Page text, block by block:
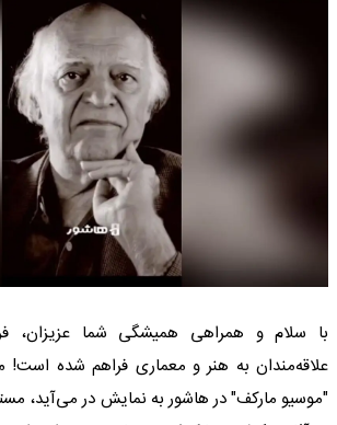
با سلام و همراهی همیشگی شما عزیزان،
علاقه‌مندان به هنر و معماری فراهم شده
"موسیو مارکف" در هاشور به نمایش در می‌آید،